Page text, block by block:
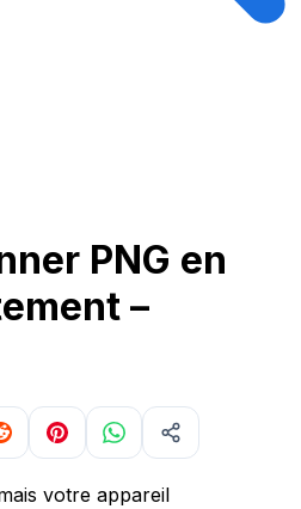
PNG en
–
votre appareil